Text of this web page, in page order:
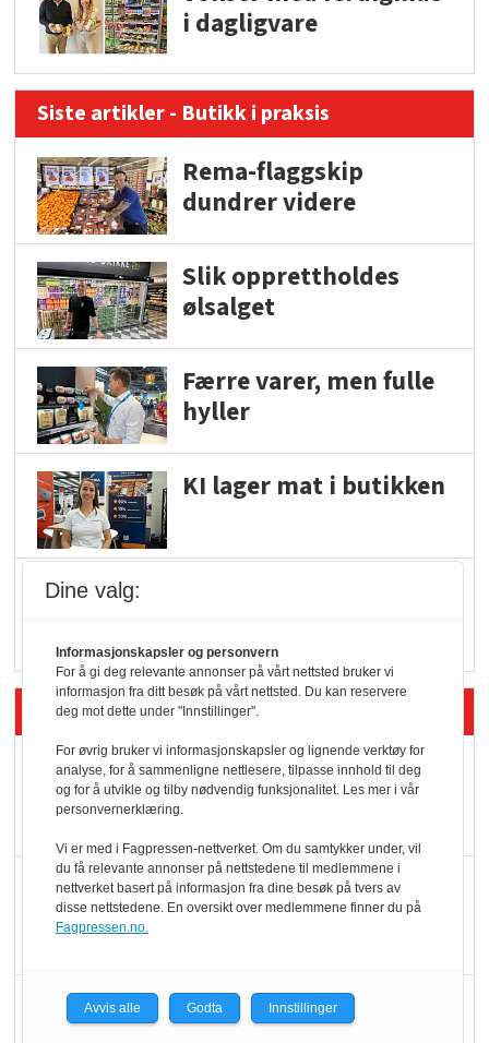
i dagligvare
Siste artikler - Butikk i praksis
Rema-flaggskip
dundrer videre
Slik opprettholdes
ølsalget
Færre varer, men fulle
hyller
KI lager mat i butikken
Siste artikler - Økologisk
Kolonihagens norske
yoghurt: Trues av
Marit Kolby vant
Økologisk Norge sin
Blir enklere å velge
Dine valg:
Informasjonskapsler og personvern
For å gi deg relevante annonser på vårt nettsted bruker vi
informasjon fra ditt besøk på vårt nettsted. Du kan reservere
deg mot dette under "Innstillinger".
For øvrig bruker vi informasjonskapsler og lignende verktøy for
analyse, for å sammenligne nettlesere, tilpasse innhold til deg
og for å utvikle og tilby nødvendig funksjonalitet. Les mer i vår
personvernerklæring.
Vi er med i Fagpressen-nettverket. Om du samtykker under, vil
du få relevante annonser på nettstedene til medlemmene i
nettverket basert på informasjon fra dine besøk på tvers av
disse nettstedene. En oversikt over medlemmene finner du på
Fagpressen.no.
Avvis alle Godta Innstillinger